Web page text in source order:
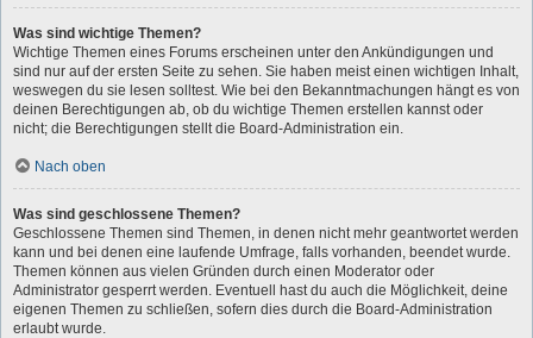
Was sind wichtige Themen?
Wichtige Themen eines Forums erscheinen unter den Ankündigungen und
sind nur auf der ersten Seite zu sehen. Sie haben meist einen wichtigen Inhalt,
weswegen du sie lesen solltest. Wie bei den Bekanntmachungen hängt es von
deinen Berechtigungen ab, ob du wichtige Themen erstellen kannst oder
nicht; die Berechtigungen stellt die Board-Administration ein.
Nach oben
Was sind geschlossene Themen?
Geschlossene Themen sind Themen, in denen nicht mehr geantwortet werden
kann und bei denen eine laufende Umfrage, falls vorhanden, beendet wurde.
Themen können aus vielen Gründen durch einen Moderator oder
Administrator gesperrt werden. Eventuell hast du auch die Möglichkeit, deine
eigenen Themen zu schließen, sofern dies durch die Board-Administration
erlaubt wurde.